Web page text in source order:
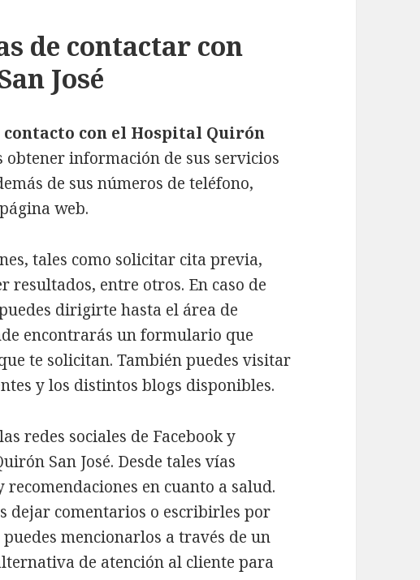
de contactar con
José
contacto con el Hospital Quirón
obtener información de sus servicios
de sus números de teléfono,
web.
tales como solicitar cita previa,
resultados, entre otros. En caso de
dirigirte hasta el área de
encontrarás un formulario que
te solicitan. También puedes visitar
y los distintos blogs disponibles.
redes sociales de Facebook y
San José. Desde tales vías
en cuanto a salud.
dejar comentarios o escribirles por
mencionarlos a través de un
de atención al cliente para